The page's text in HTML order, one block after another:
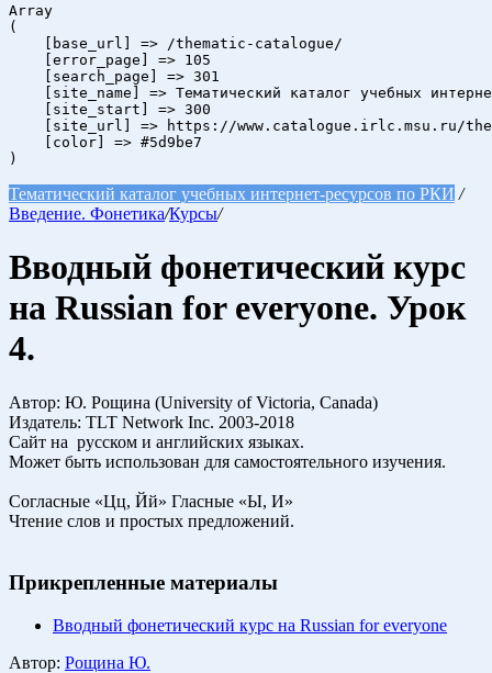
Array
(
    [base_url] => /thematic-catalogue/
    [error_page] => 105
    [search_page] => 301
[site_name] => Тематический каталог учебных
    [site_start] => 300
[site_url] => https://www.catalogue.irlc.msu.ru/
    [color] => #5d9be7
Тематический каталог учебных интернет-ресурсов по РКИ /
Введение. Фонетика/Курсы/
Вводный фонетический курс
на Russian for everyone. Урок
4.
Автор: Ю. Рощина (University of Victoria, Canada)
Издатель: TLT Network Inc. 2003-2018
Сайт на русском и английских языках.
Может быть использован для самостоятельного изучения.
Согласные «Цц, Йй» Гласные «Ы, И»
Чтение слов и простых предложений.
Прикрепленные материалы
Вводный фонетический курс на Russian for everyone
Автор: Рощина Ю.